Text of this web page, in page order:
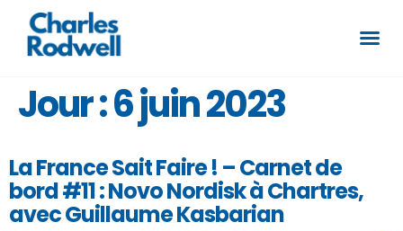
Jour :6 juin 2023
La France Sait Faire ! – Carnet de
bord #11 : Novo Nordisk à Chartres,
avec Guillaume Kasbarian